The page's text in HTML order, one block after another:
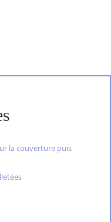
la couverture puis